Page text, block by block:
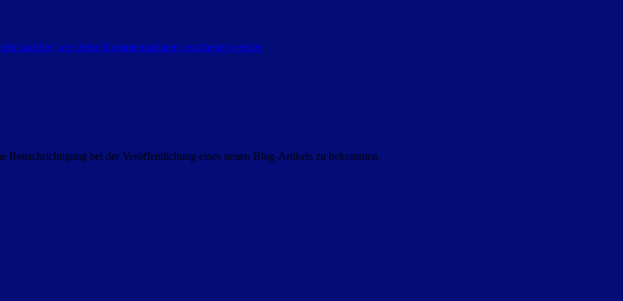
darüber, wie deine Kommentardaten verarbeitet werden.
Benachrichtigung bei der Veröffentlichung eines neuen Blog-Artikels zu bekommen.